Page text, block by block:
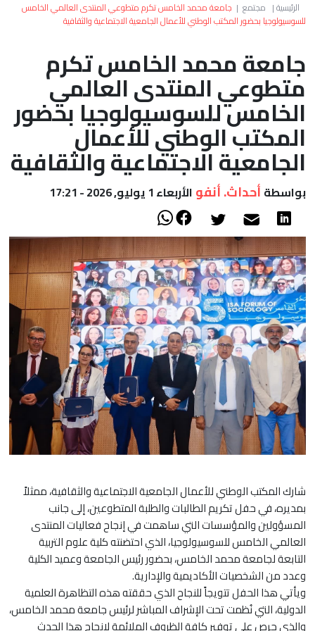
العالم
الصحراء
الرئيسية| مجتمع | جامعة محمد الخامس تكرم متطوعي المنتدى العالمي الخامس
للسوسيولوجيا بحضور المكتب الوطني للأعمال الجامعية الاجتماعية والثقافية
جامعة محمد الخامس تكرم
متطوعي المنتدى العالمي
الخامس للسوسيولوجيا بحضور
المكتب الوطني للأعمال
الجامعية الاجتماعية والثقافية
بواسطة أحداث. أنفو الأربعاء 1 يوليو, 2026 - 17:21
شارك المكتب الوطني للأعمال الجامعية الاجتماعية والثقافية، ممثلاً
بمديره، في حفل تكريم الطالبات والطلبة المتطوعين، إلى جانب
المسؤولين والمؤسسات التي ساهمت في إنجاح فعاليات المنتدى
العالمي الخامس للسوسيولوجيا، الذي احتضنته كلية علوم التربية
التابعة لجامعة محمد الخامس، بحضور رئيس الجامعة وعميد الكلية
وعدد من الشخصيات الأكاديمية والإدارية.
ويأتي هذا الحفل تتويجاً للنجاح الذي حققته هذه التظاهرة العلمية
الدولية، التي نُظمت تحت الإشراف المباشر لرئيس جامعة محمد الخامس،
والذي حرص على توفير كافة الظروف الملائمة لإنجاح هذا الحدث